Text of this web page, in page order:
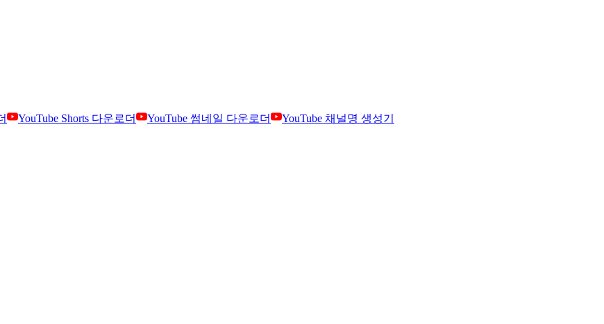
YouTube Shorts 다운로더 YouTube 썸네일 다운로더 YouTube 채널명 생성기